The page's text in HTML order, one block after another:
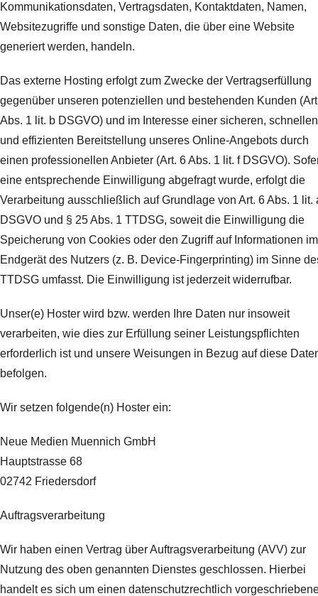
Kommunikationsdaten, Vertragsdaten, Kontaktdaten, Namen,
Websitezugriffe und sonstige Daten, die über eine Website
generiert werden, handeln.
Das externe Hosting erfolgt zum Zwecke der Vertragserfüllung
gegenüber unseren potenziellen und bestehenden Kunden
Abs. 1 lit. b DSGVO) und im Interesse einer sicheren, schnellen
und effizienten Bereitstellung unseres Online-Angebots durch
einen professionellen Anbieter (Art. 6 Abs. 1 lit. f DSGVO).
eine entsprechende Einwilligung abgefragt wurde, erfolgt die
Verarbeitung ausschließlich auf Grundlage von Art. 6 Abs. 1 lit.
DSGVO und § 25 Abs. 1 TTDSG, soweit die Einwilligung die
Speicherung von Cookies oder den Zugriff auf Informationen im
Endgerät des Nutzers (z. B. Device-Fingerprinting) im Sinne
TTDSG umfasst. Die Einwilligung ist jederzeit widerrufbar.
Unser(e) Hoster wird bzw. werden Ihre Daten nur insoweit
verarbeiten, wie dies zur Erfüllung seiner Leistungspflichten
erforderlich ist und unsere Weisungen in Bezug auf diese
befolgen.
Wir setzen folgende(n) Hoster ein:
Neue Medien Muennich GmbH
Hauptstrasse 68
02742 Friedersdorf
Auftragsverarbeitung
Wir haben einen Vertrag über Auftragsverarbeitung (AVV) zur
Nutzung des oben genannten Dienstes geschlossen. Hierbei
handelt es sich um einen datenschutzrechtlich